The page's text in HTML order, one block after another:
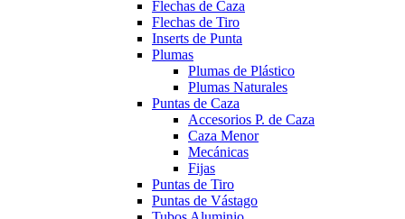
Flechas de Caza
Flechas de Tiro
Inserts de Punta
Plumas
Plumas de Plástico
Plumas Naturales
Puntas de Caza
Accesorios P. de Caza
Caza Menor
Mecánicas
Fijas
Puntas de Tiro
Puntas de Vástago